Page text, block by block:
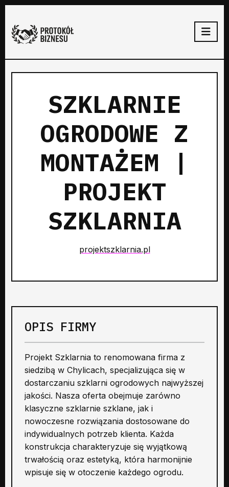
SZKLARNIE
OGRODOWE Z
MONTAŻEM |
PROJEKT
SZKLARNIA
projektszklarnia.pl
OPIS FIRMY
Projekt Szklarnia to renomowana firma z
siedzibą w Chylicach, specjalizująca się w
dostarczaniu szklarni ogrodowych najwyższej
jakości. Nasza oferta obejmuje zarówno
klasyczne szklarnie szklane, jak i
nowoczesne rozwiązania dostosowane do
indywidualnych potrzeb klienta. Każda
konstrukcja charakteryzuje się wyjątkową
trwałością oraz estetyką, która harmonijnie
wpisuje się w otoczenie każdego ogrodu.